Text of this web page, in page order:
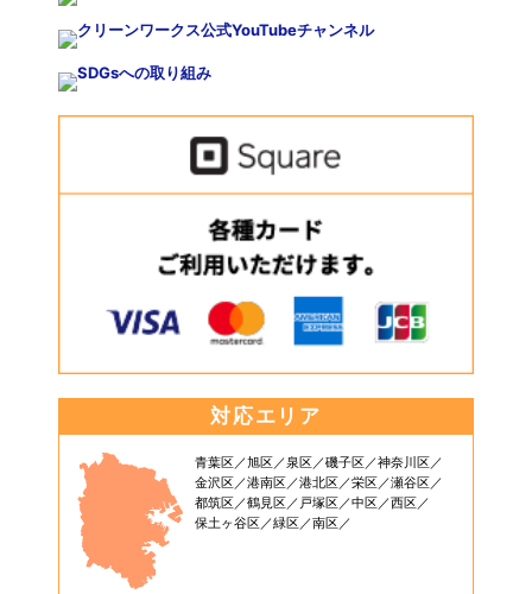
対応エリア
青葉区 旭区 泉区 磯子区
神奈川区
金沢区
港南区 港北区 栄区
瀬谷区
都筑区
鶴見区 戸塚区 中区
西区
保土ヶ谷区
緑区 南区